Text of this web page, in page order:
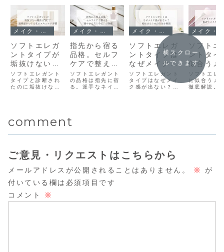
ソフトエレガ
ントタイプが
垢抜けない理
由は“肌”？透
明感をつくる
私のスキンケ
ソフトエレガント
タイプと診断され
たのに垢抜けな
の毎日のスキンケ
アルーティンと考
指先から宿る
品格。セルフ
ケアで整える
「健やかな爪
と手元」の習
慣
ソフトエレガント
の品格は指先に宿
る。派手なネイル
潤い習慣まで、上
品な手元をつくる
ソフトエレガ
ントタイプは
なぜメイク感
が出ない？垢
抜けるための
方法を解説
ソフトエレガント
タイプはなぜメイ
ク感が出ない？垢
ソフトエ
ントタイ
似合うメ
完全ガイ
上品で垢
るアイメ
ソフトエレ
に似合うメ
徹底解説。
横スクロー
ルできます
comment
ご意見・リクエストはこちらから
メールアドレスが公開されることはありません。 ※
が
付いている欄は必須項目です
コメント
※